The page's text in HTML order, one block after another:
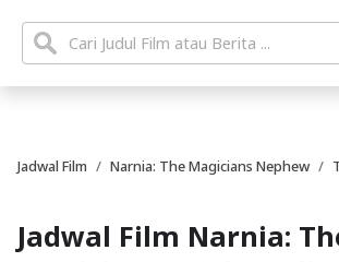
Jadwal Film Narnia: The Magicians Nephew
Jadwal Film Narnia: